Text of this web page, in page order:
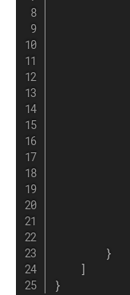
}
]
}